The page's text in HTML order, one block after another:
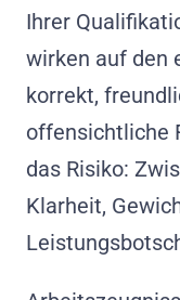
Ihrer
wirken auf den
korrekt,
offensichtliche
das Risiko:
Klarheit,